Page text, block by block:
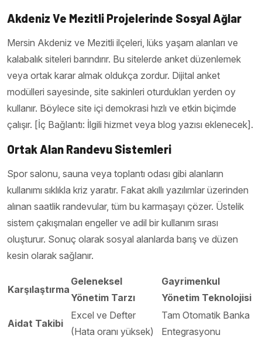
Akdeniz Ve Mezitli Projelerinde Sosyal Ağlar
Mersin Akdeniz ve Mezitli ilçeleri, lüks yaşam alanları ve
kalabalık siteleri barındırır. Bu sitelerde anket düzenlemek
veya ortak karar almak oldukça zordur. Dijital anket
modülleri sayesinde, site sakinleri oturdukları yerden oy
kullanır. Böylece site içi demokrasi hızlı ve etkin biçimde
çalışır. [İç Bağlantı: İlgili hizmet veya blog yazısı eklenecek].
Ortak Alan Randevu Sistemleri
Spor salonu, sauna veya toplantı odası gibi alanların
kullanımı sıklıkla kriz yaratır. Fakat akıllı yazılımlar üzerinden
alınan saatlik randevular, tüm bu karmaşayı çözer. Üstelik
sistem çakışmaları engeller ve adil bir kullanım sırası
oluşturur. Sonuç olarak sosyal alanlarda barış ve düzen
kesin olarak sağlanır.
Karşılaştırma
Geleneksel
Yönetim Tarzı
Gayrimenkul
Yönetim Teknolojisi
Aidat Takibi
Excel ve Defter
(Hata oranı yüksek)
Tam Otomatik Banka
Entegrasyonu